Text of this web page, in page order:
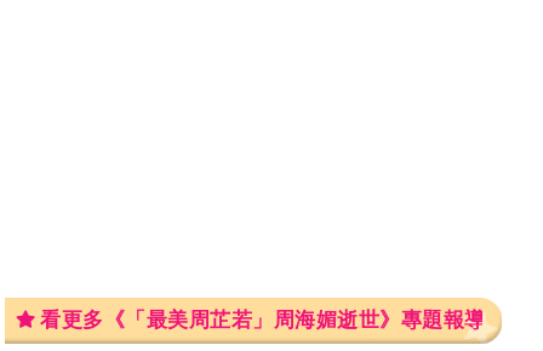
看更多《「最美周芷若」周海媚逝世》專題報導